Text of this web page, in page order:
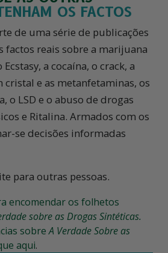
OS FACTOS
de uma série de publicações
factos reais sobre a marijuana
a cocaína, o crack, a
e as metanfetaminas, os
o LSD e o abuso de drogas
e Ritalina. Armados com os
se decisões informadas
para outras pessoas.
encomendar os folhetos
sobre as Drogas Sintéticas.
sobreA Verdade Sobre as
aqui.